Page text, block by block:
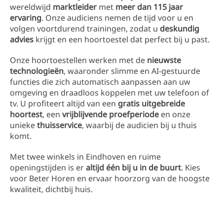
wereldwijd marktleider met meer dan 115 jaar
ervaring. Onze audiciens nemen de tijd voor u en
volgen voortdurend trainingen, zodat u deskundig
advies krijgt en een hoortoestel dat perfect bij u past.
Onze hoortoestellen werken met de nieuwste
technologieën, waaronder slimme en AI-gestuurde
functies die zich automatisch aanpassen aan uw
omgeving en draadloos koppelen met uw telefoon of
tv. U profiteert altijd van een gratis uitgebreide
hoortest, een vrijblijvende proefperiode en onze
uniekethuisservice, waarbij de audicien bij u thuis
komt.
Met twee winkels in Eindhoven en ruime
openingstijden is eraltijd één bij u in de buurt. Kies
voor Beter Horen en ervaar hoorzorg van de hoogste
kwaliteit, dichtbij huis.